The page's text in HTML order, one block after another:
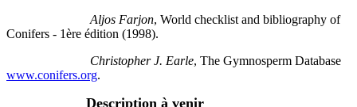
Aljos Farjon, World checklist and bibliography of
Conifers - 1ère édition (1998).
Christopher J. Earle, The Gymnosperm Database
www.conifers.org.
Description à venir